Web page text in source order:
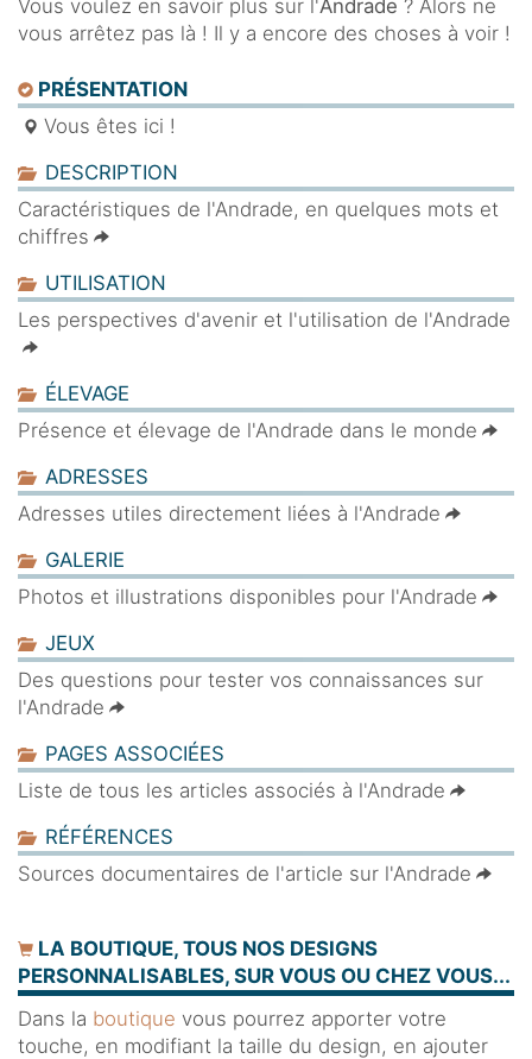
Vous voulez en savoir plus sur l'Andrade ? Alors ne
vous arrêtez pas là ! Il y a encore des choses à voir !
PRÉSENTATION
Vous êtes ici !
DESCRIPTION
Caractéristiques de l'Andrade, en quelques mots et
chiffres
UTILISATION
Les perspectives d'avenir et l'utilisation de l'Andrade
ÉLEVAGE
Présence et élevage de l'Andrade dans le monde
ADRESSES
Adresses utiles directement liées à l'Andrade
GALERIE
Photos et illustrations disponibles pour l'Andrade
JEUX
Des questions pour tester vos connaissances sur
l'Andrade
PAGES ASSOCIÉES
Liste de tous les articles associés à l'Andrade
RÉFÉRENCES
Sources documentaires de l'article sur l'Andrade
LA BOUTIQUE, TOUS NOS DESIGNS
PERSONNALISABLES, SUR VOUS OU CHEZ VOUS...
Dans la boutique vous pourrez apporter votre
touche, en modifiant la taille du design, en ajouter